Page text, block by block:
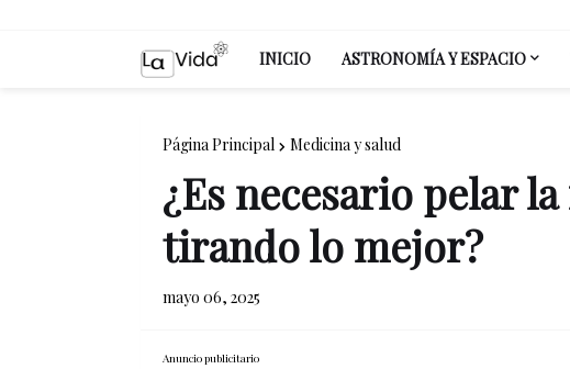
INICIO ASTRONOMÍA Y ESPACIO
Página Principal Medicina y salud
¿Es necesario pelar
tirando lo mejor?
mayo 06, 2025
Anuncio publicitario